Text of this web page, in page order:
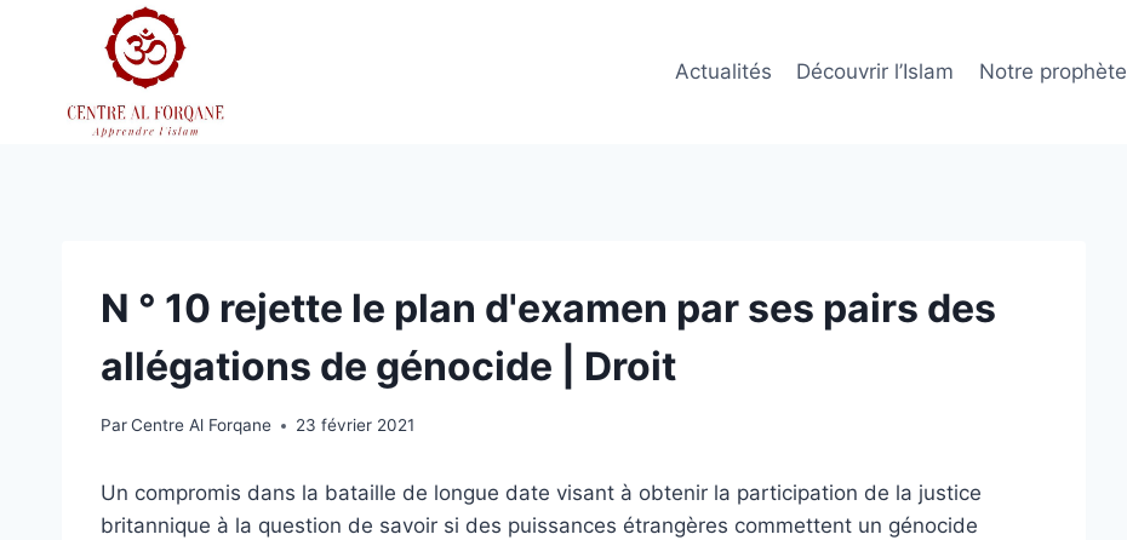
Actualités Découvrir l’Islam Notre prophète
N ° 10 rejette le plan d'examen par ses pairs des
allégations de génocide | Droit
ParCentre Al Forqane 23 février 2021
Un compromis dans la bataille de longue date visant à obtenir la participation de la justice
britannique à la question de savoir si des puissances étrangères commettent un génocide